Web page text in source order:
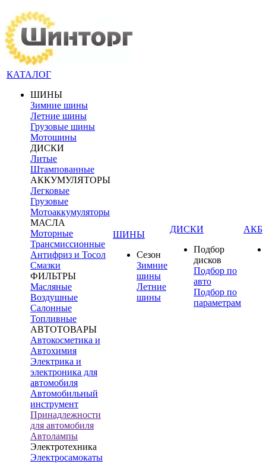
КАТАЛОГ
ШИНЫ
Зимние шины
Летние шины
Грузовые шины
Мотошины
ДИСКИ
Литые
Штампованные
АККУМУЛЯТОРЫ
Легковые
Грузовые
Мотоаккумуляторы
МАСЛА
Моторные
Трансмиссионные
Антифриз и Тосол
Смазки
ФИЛЬТРЫ
Масляные
Воздушные
Салонные
Топливные
АВТОТОВАРЫ
Автокосметика и
Автохимия
Электрика и
электроника для
автомобиля
Автомобильный
инструмент
Принадлежности
для автомобиля
Автолампы
Электротехника
Электросамокаты
ШИНЫ
Сезон
Зимние
шины
Летние
шины
ДИСКИ
Подбор
дисков
Подбор по
авто
Подбор по
параметрам
АКБ